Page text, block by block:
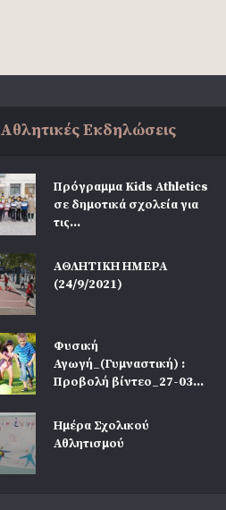
Αθλητικές Εκδηλώσεις
Πρόγραμμα Kids Athletics
σε δημοτικά σχολεία για
τις...
ΑΘΛΗΤΙΚΗ ΗΜΕΡΑ
(24/9/2021)
Φυσική
Αγωγή_(Γυμναστική) :
Προβολή βίντεο_27-03...
Ημέρα Σχολικού
Αθλητισμού